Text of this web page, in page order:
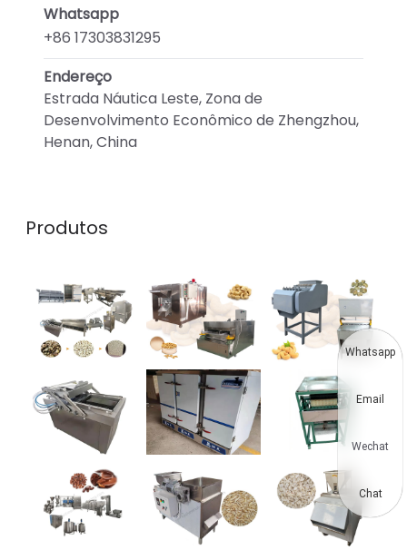
Whatsapp
+86 17303831295
Endereço
Estrada Náutica Leste, Zona de
Desenvolvimento Econômico de Zhengzhou,
Henan, China
Produtos
Whatsapp
Email
Wechat
Chat